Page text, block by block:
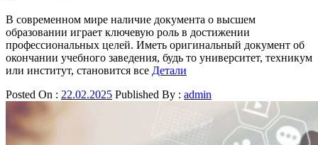
В современном мире наличие документа о высшем
образовании играет ключевую роль в достижении
профессиональных целей. Иметь оригинальный документ об
окончании учебного заведения, будь то университет, техникум
или институт, становится все Детали
Posted On : 22.02.2025 Published By : admin